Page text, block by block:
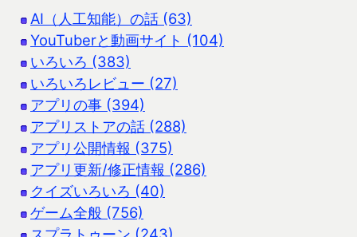
AI（人工知能）の話 (63)
YouTuberと動画サイト (104)
いろいろ (383)
いろいろレビュー (27)
アプリの事 (394)
アプリストアの話 (288)
アプリ公開情報 (375)
アプリ更新/修正情報 (286)
クイズいろいろ (40)
ゲーム全般 (756)